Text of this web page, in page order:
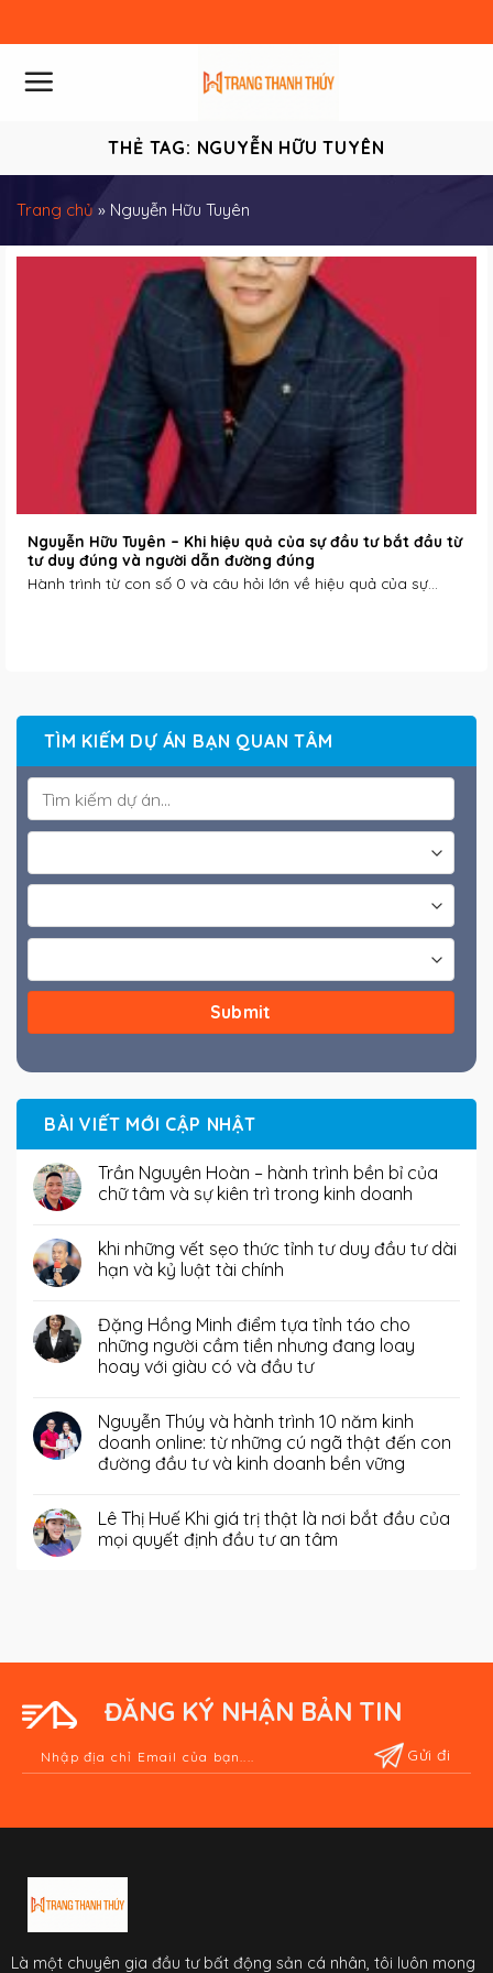
to
content
THẺ TAG: NGUYỄN HỮU TUYÊN
Trang chủ » Nguyễn Hữu Tuyên
Nguyễn Hữu Tuyên – Khi hiệu quả của sự đầu tư bắt đầu từ
tư duy đúng và người dẫn đường đúng
Hành trình từ con số 0 và câu hỏi lớn về hiệu quả của sự...
TÌM KIẾM DỰ ÁN BẠN QUAN TÂM
BÀI VIẾT MỚI CẬP NHẬT
Trần Nguyên Hoàn – hành trình bền bỉ của
chữ tâm và sự kiên trì trong kinh doanh
khi những vết sẹo thức tỉnh tư duy đầu tư dài
hạn và kỷ luật tài chính
Đặng Hồng Minh điểm tựa tỉnh táo cho
những người cầm tiền nhưng đang loay
hoay với giàu có và đầu tư
Nguyễn Thúy và hành trình 10 năm kinh
doanh online: từ những cú ngã thật đến con
đường đầu tư và kinh doanh bền vững
Lê Thị Huế Khi giá trị thật là nơi bắt đầu của
mọi quyết định đầu tư an tâm
ĐĂNG KÝ NHẬN BẢN TIN
Là một chuyên gia đầu tư bất động sản cá nhân, tôi luôn mong